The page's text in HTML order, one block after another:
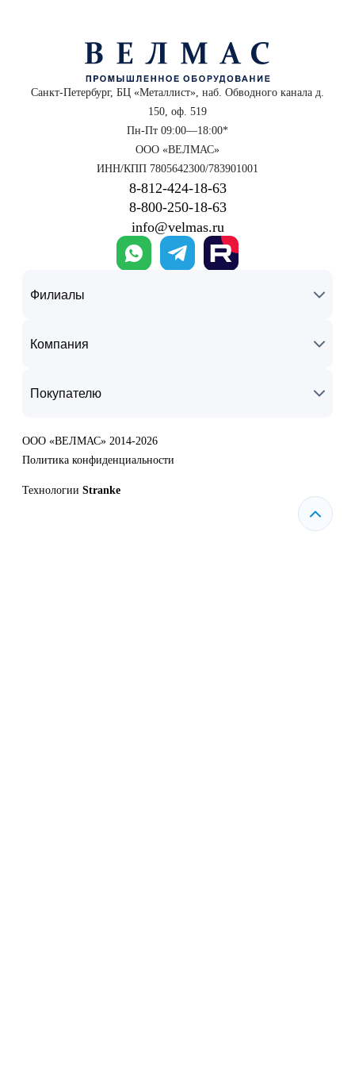
Санкт-Петербург, БЦ «Металлист», наб. Обводного канала д.
150, оф. 519
Пн-Пт 09:00—18:00*
ООО «ВЕЛМАС»
ИНН/КПП 7805642300/783901001
8‑812‑424‑18‑63
8‑800‑250‑18‑63
info@velmas.ru
Филиалы
Компания
Покупателю
ООО «ВЕЛМАС» 2014-2026
Политика конфиденциальности
Технологии Stranke